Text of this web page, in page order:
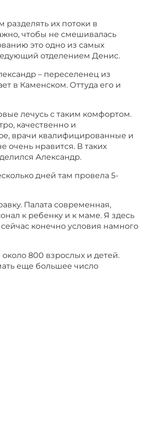
их потоки в
чтобы не смешивалась
это одно из самых
отделением Денис.
– переселенец из
в Каменском. Оттуда его и
лечусь с таким комфортом.
качественно и
врачи квалифицированные и
очень нравится. В таких
Александр.
дней там провела 5-
Палата современная,
к ребенку и к маме. Я здесь
конечно условия намного
800 взрослых и детей.
еще большее число